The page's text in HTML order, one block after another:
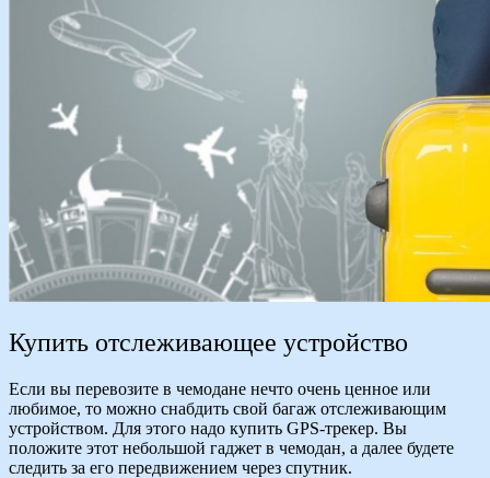
Купить отслеживающее устройство
Если вы перевозите в чемодане нечто очень ценное или
любимое, то можно снабдить свой багаж отслеживающим
устройством. Для этого надо купить GPS-трекер. Вы
положите этот небольшой гаджет в чемодан, а далее будете
следить за его передвижением через спутник.